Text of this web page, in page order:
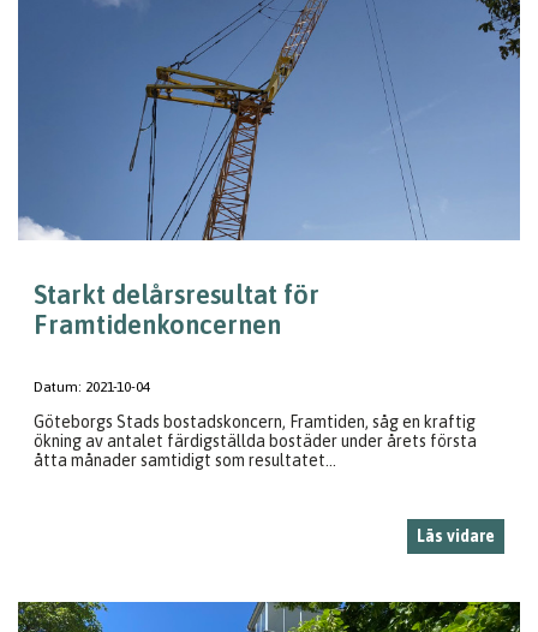
Starkt delårsresultat för
Framtidenkoncernen
Datum: 2021-10-04
Göteborgs Stads bostadskoncern, Framtiden, såg en kraftig
ökning av antalet färdigställda bostäder under årets första
åtta månader samtidigt som resultatet...
Läs vidare